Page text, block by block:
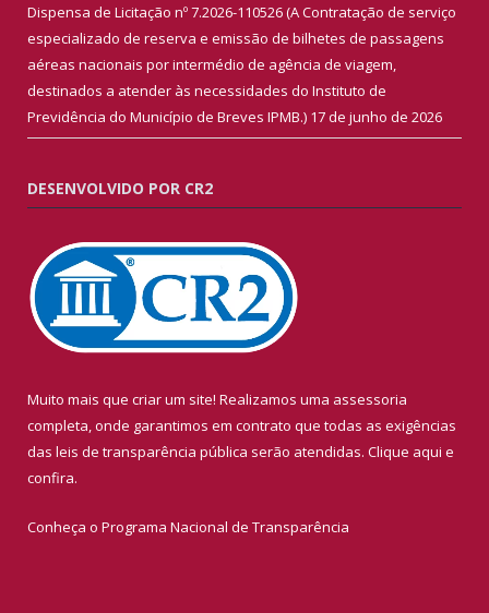
Dispensa de Licitação nº 7.2026-110526 (A Contratação de serviço
especializado de reserva e emissão de bilhetes de passagens
aéreas nacionais por intermédio de agência de viagem,
destinados a atender às necessidades do Instituto de
Previdência do Município de Breves IPMB.) 17 de junho de 2026
DESENVOLVIDO POR CR2
Muito mais que criar um site! Realizamos uma assessoria
completa, onde garantimos em contrato que todas as exigências
das leis de transparência pública serão atendidas. Clique aqui e
confira.
Conheça o Programa Nacional de Transparência